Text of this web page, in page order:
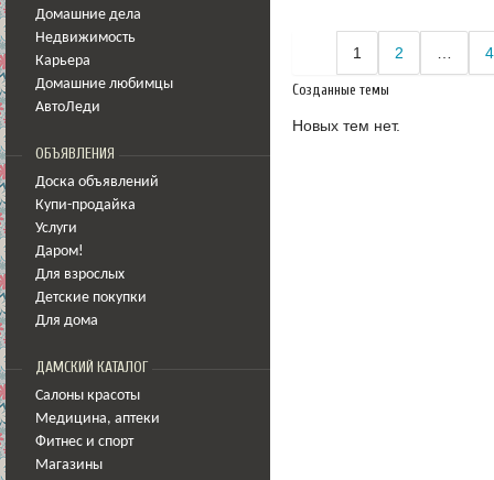
Домашние дела
Недвижимость
Карьера
Домашние любимцы
АвтоЛеди
ОБЪЯВЛЕНИЯ
Доска объявлений
Купи-продайка
Услуги
Даром!
Для взрослых
Детские покупки
Для дома
ДАМСКИЙ КАТАЛОГ
Салоны красоты
Медицина, аптеки
Фитнес и спорт
Магазины
1 2 4
Созданные темы
Новых тем нет.